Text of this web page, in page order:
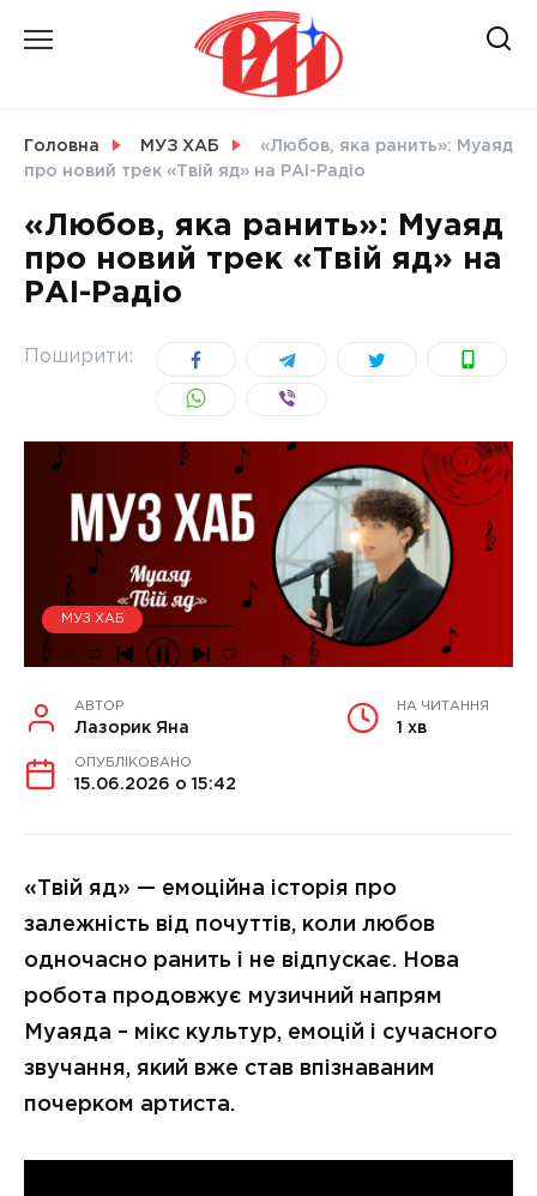
Головна МУЗ ХАБ
«Любов, яка ранить»: Муаяд
про новий трек «Твій яд» на РАІ-Радіо
«Любов, яка ранить»: Муаяд
про новий трек «Твій яд» на
РАІ-Радіо
Поширити:
МУЗ ХАБ
АВТОР
Лазорик Яна
НА ЧИТАННЯ
1 хв
ОПУБЛІКОВАНО
15.06.2026 о 15:42
«Твій яд» — емоційна історія про
залежність від почуттів, коли любов
одночасно ранить і не відпускає. Нова
робота продовжує музичний напрям
Муаяда – мікс культур, емоцій і сучасного
звучання, який вже став впізнаваним
почерком артиста.